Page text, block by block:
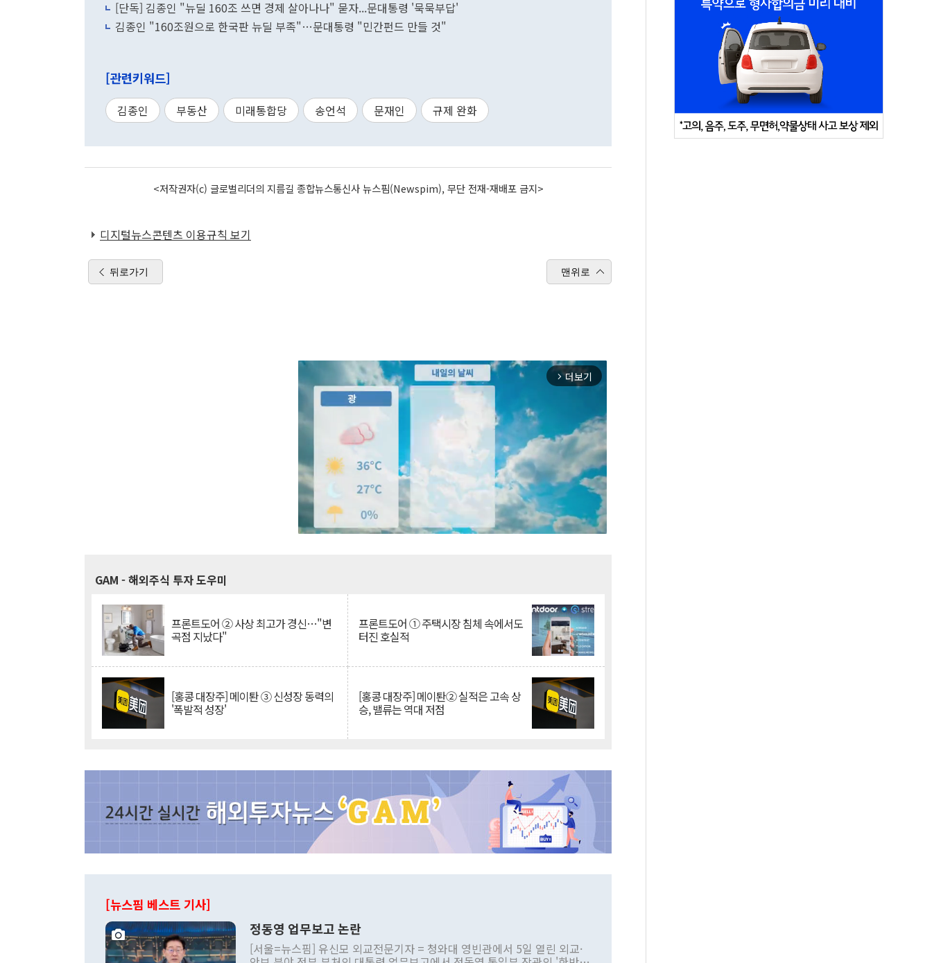
[단독] 김종인 "뉴딜 160조 쓰면 경제 살아나나" 묻자...문대통령 '묵묵부답'
김종인 "160조원으로 한국판 뉴딜 부족"…문대통령 "민간펀드 만들 것"
[관련키워드]
김종인 부동산 미래통합당 송언석 문재인 규제 완화
<저작권자(c) 글로벌리더의 지름길 종합뉴스통신사 뉴스핌(Newspim), 무단 전재-재배포 금지>
디지털뉴스콘텐츠 이용규칙 보기
뒤로가기 맨위로
arrow_forward_ios 더보기
GAM - 해외주식 투자 도우미
프론트도어 ② 사상 최고가 경신…"변
곡점 지났다"
프론트도어 ① 주택시장 침체 속에서도
터진 호실적
[홍콩 대장주] 메이퇀 ③ 신성장 동력의
'폭발적 성장'
[홍콩 대장주] 메이퇀② 실적은 고속 상
승, 밸류는 역대 저점
[뉴스핌 베스트 기사]
정동영 업무보고 논란
[서울=뉴스핌] 유신모 외교전문기자 = 청와대 영빈관에서 5일 열린 외교·